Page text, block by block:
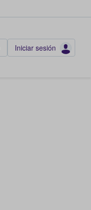
Iniciar sesión